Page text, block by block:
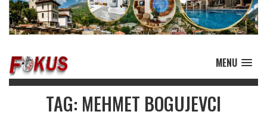
MENU
TAG: MEHMET BOGUJEVCI